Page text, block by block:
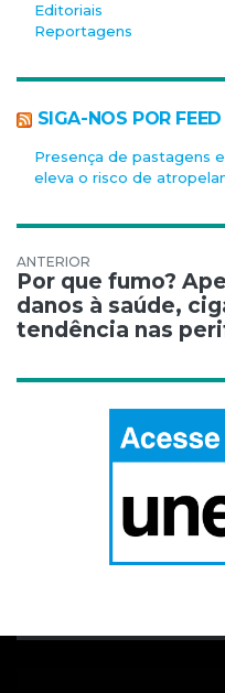
Editoriais
Reportagens
SIGA-NOS POR FEED
Presença de pastagens
eleva o risco de
Navegação
Por que fumo?
danos à saúde,
tendência nas